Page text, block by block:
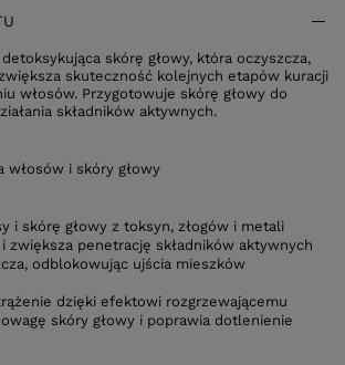
skórę głowy, która oczyszcza,
skuteczność kolejnych etapów kuracji
włosów. Przygotowuje skórę głowy do
składników aktywnych.
włosów i skóry głowy
i skórę głowy z toksyn, złogów i metali
zwiększa penetrację składników aktywnych
odblokowując ujścia mieszków
dzięki efektowi rozgrzewającemu
skóry głowy i poprawia dotlenienie